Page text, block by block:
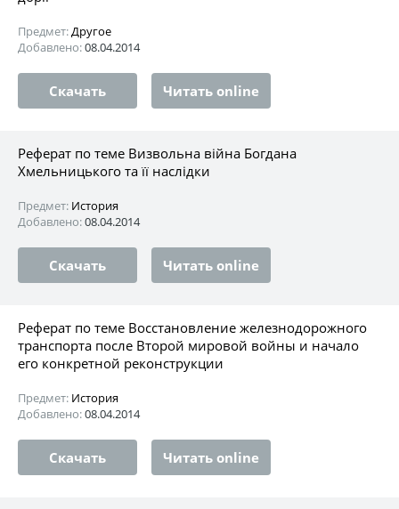
Предмет:Другое
Добавлено:08.04.2014
Скачать Читать online
Реферат по теме Визвольна війна Богдана
Хмельницького та її наслідки
Предмет: История
Добавлено:08.04.2014
Скачать Читать online
Реферат по теме Восстановление железнодорожного
транспорта после Второй мировой войны и начало
его конкретной реконструкции
Предмет: История
Добавлено:08.04.2014
Скачать Читать online